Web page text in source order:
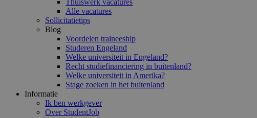
Thuiswerk vacatures
Alle vacatures
Sollicitatietips
Blog
Voordelen traineeship
Studeren Engeland
Welke universiteit in Engeland?
Recht studiefinanciering in buitenland?
Welke universiteit in Amerika?
Stage zoeken in het buitenland
Informatie
Ik ben werkgever
Over StudentJob